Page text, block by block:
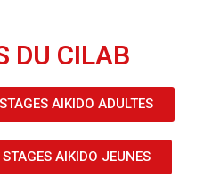
DU CILAB
AIKIDO ADULTES
AIKIDO JEUNES